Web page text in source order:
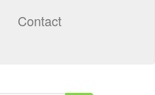
Contact